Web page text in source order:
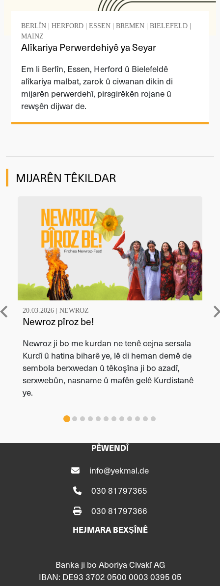
BERLÎN | HERFORD | ESSEN | BREMEN | BIELEFELD |
MAINZ
Alîkariya Perwerdehiyê ya Seyar
Em li Berlîn, Essen, Herford û Bielefeldê
alîkariya malbat, zarok û ciwanan dikin di
mijarên perwerdehî, pirsgirêkên rojane û
rewşên dijwar de.
MIJARÊN TÊKILDAR
20.03.2026 | NEWROZ
Newroz pîroz be!
Newroz ji bo me kurdan ne tenê cejna sersala
Kurdî û hatina biharê ye, lê di heman demê de
sembola berxwedan û têkoşîna ji bo azadî,
serxwebûn, nasname û mafên gelê Kurdistanê
ye.
PÊWENDÎ
info@yekmal.de
030 81797365
030 81797366
HEJMARA BEXŞÎNÊ
Banka ji bo Aboriya Civakî AG
IBAN: DE93 3702 0500 0003 0395 05